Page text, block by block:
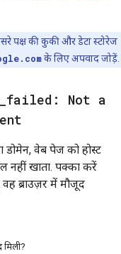
पक्ष की कुकी और डेटा स्टोरेज
के लिए अपवाद जोड़ें.
failed: Not a
डोमेन, वेब पेज को होस्ट
नहीं खाता. पक्का करें
ब्राउज़र में मौजूद